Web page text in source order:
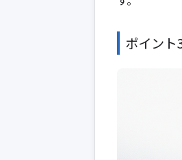
ポイン